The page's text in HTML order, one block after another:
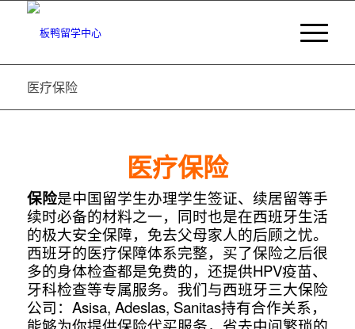
医疗保险
医疗保险
保险是中国留学生办理学生签证、续居留等手
续时必备的材料之一，同时也是在西班牙生活
的极大安全保障，免去父母家人的后顾之忧。
西班牙的医疗保障体系完整，买了保险之后很
多的身体检查都是免费的，还提供HPV疫苗、
牙科检查等专属服务。我们与西班牙三大保险
公司：Asisa, Adeslas, Sanitas持有合作关系，